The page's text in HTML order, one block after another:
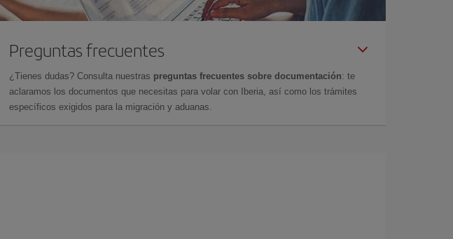
Preguntas frecuentes
¿Tienes dudas? Consulta nuestras preguntas frecuentes sobre documentación: te
aclaramos los documentos que necesitas para volar con Iberia, así como los trámites
específicos exigidos para la migración y aduanas.